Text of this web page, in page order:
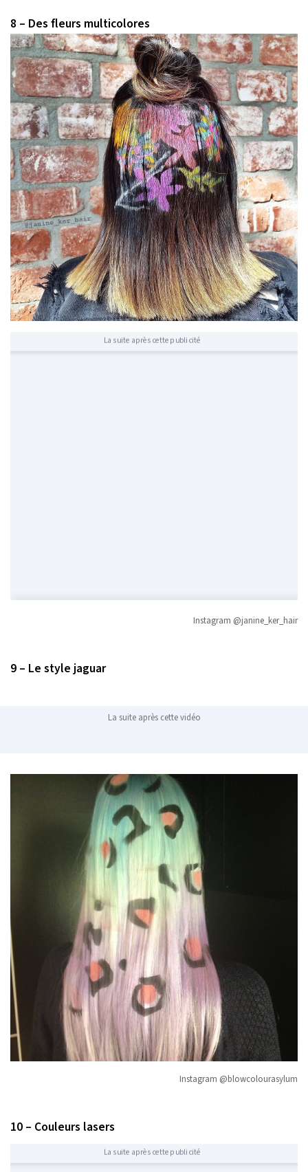
8 – Des fleurs multicolores
La suite après cette publicité
Instagram @janine_ker_hair
9 – Le style jaguar
La suite après cette vidéo
Instagram @blowcolourasylum
10 – Couleurs lasers
La suite après cette publicité